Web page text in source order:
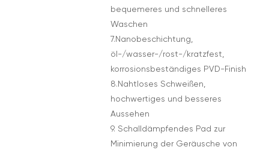
bequemeres und schnelleres
Waschen
7.Nanobeschichtung,
öl-/wasser-/rost-/kratzfest,
korrosionsbeständiges PVD-Finish
8.Nahtloses Schweißen,
hochwertiges und besseres
Aussehen
9. Schalldämpfendes Pad zur
Minimierung der Geräusche von